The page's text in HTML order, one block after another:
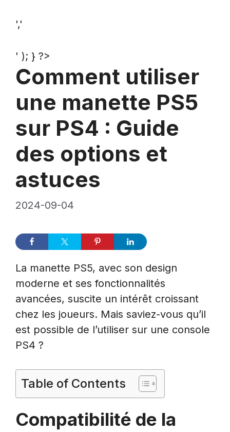
','
' ); } ?>
Comment utiliser
une manette PS5
sur PS4 : Guide
des options et
astuces
2024-09-04
La manette PS5, avec son design
moderne et ses fonctionnalités
avancées, suscite un intérêt croissant
chez les joueurs. Mais saviez-vous qu’il
est possible de l’utiliser sur une console
PS4 ?
Table of Contents
Compatibilité de la